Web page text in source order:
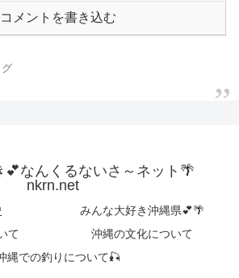
コメントを書き込む
💕なんくるないさ～ネット🌴
nkrn.net
みんな大好き沖縄県💕🌴
て
沖縄の文化について
縄での釣りについて🎣